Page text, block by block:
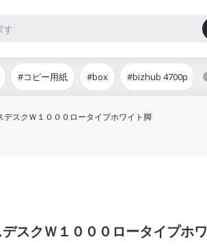
#コピー用紙 #box #bizhub 4700p
デスクＷ１０００ロータイプホワイト脚
スクＷ１０００ロータイプホワ